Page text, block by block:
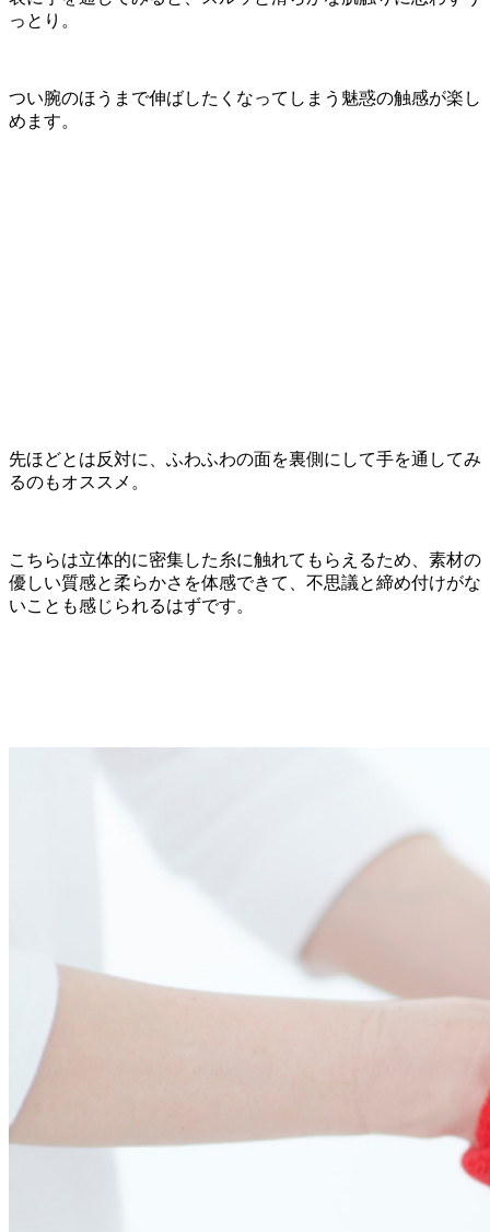
っとり。
つい腕のほうまで伸ばしたくなってしまう魅惑の触感が楽し
めます。
先ほどとは反対に、ふわふわの面を裏側にして手を通してみ
るのもオススメ。
こちらは立体的に密集した糸に触れてもらえるため、素材の
優しい質感と柔らかさを体感できて、不思議と締め付けがな
いことも感じられるはずです。